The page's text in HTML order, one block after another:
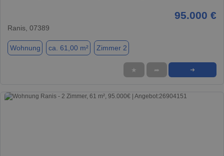
95.000 €
Ranis, 07389
Wohnung ca. 61,00 m² Zimmer 2
★ ➦ ➜